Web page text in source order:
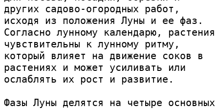
других садово-огородных работ,
исходя из положения Луны и ее фаз.
Согласно лунному календарю, растения
чувствительны к лунному ритму,
который влияет на движение соков в
растениях и может усиливать или
ослаблять их рост и развитие.
Фазы Луны делятся на четыре основных